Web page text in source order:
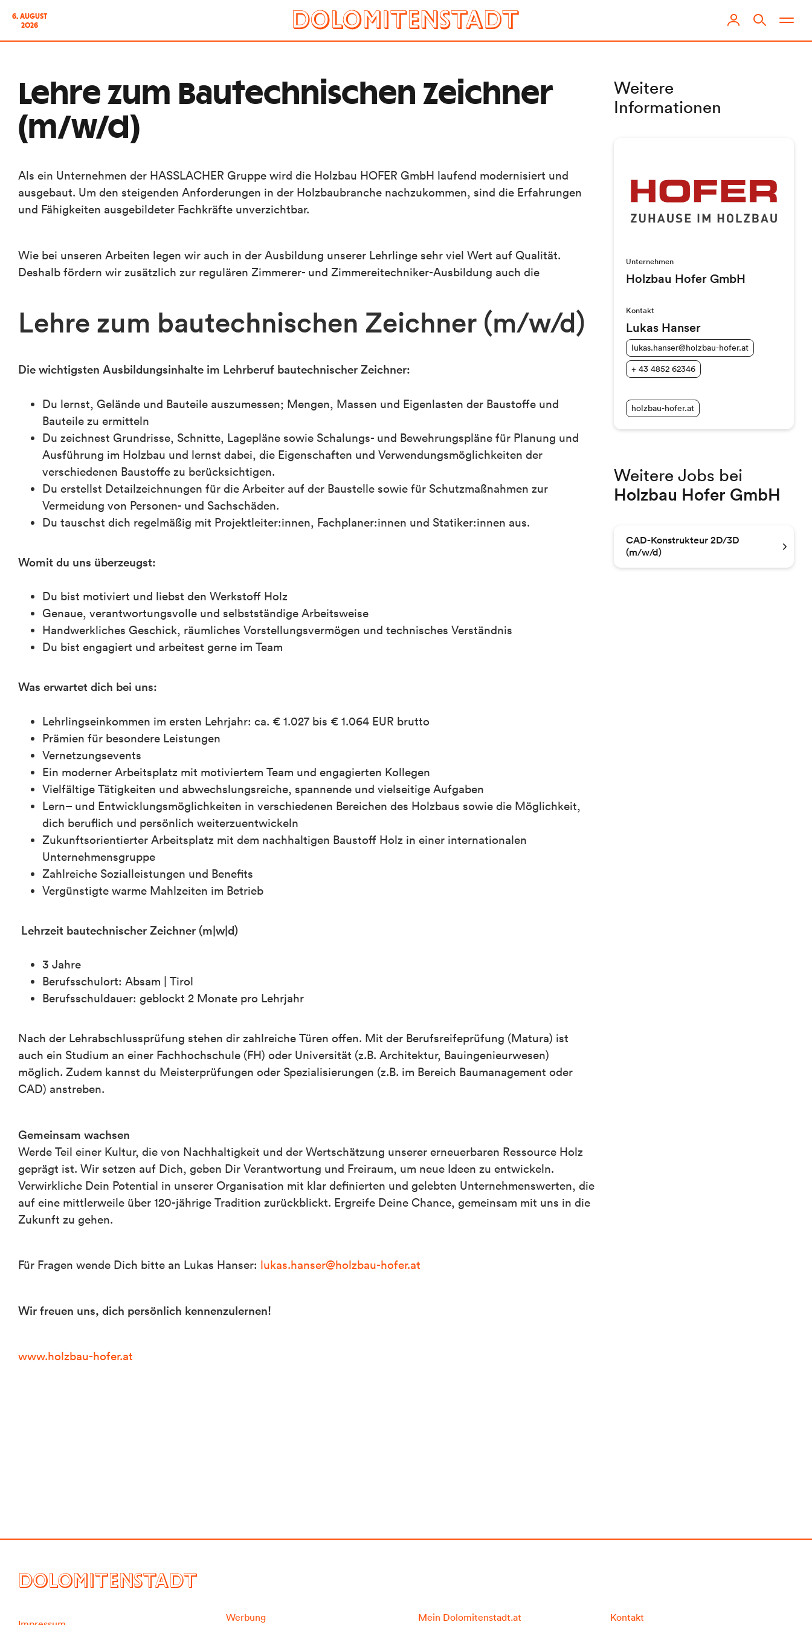
6. AUGUST
2026
Lehre zum Bautechnischen Zeichner
(m/w/d)
Als ein Unternehmen der HASSLACHER Gruppe wird die Holzbau HOFER GmbH laufend modernisiert und
ausgebaut. Um den steigenden Anforderungen in der Holzbaubranche nachzukommen, sind die Erfahrungen
und Fähigkeiten ausgebildeter Fachkräfte unverzichtbar.
Wie bei unseren Arbeiten legen wir auch in der Ausbildung unserer Lehrlinge sehr viel Wert auf Qualität.
Deshalb fördern wir zusätzlich zur regulären Zimmerer- und Zimmereitechniker-Ausbildung auch die
Lehre zum bautechnischen Zeichner (m/w/d)
Die wichtigsten Ausbildungsinhalte im Lehrberuf bautechnischer Zeichner:
Du lernst, Gelände und Bauteile auszumessen; Mengen, Massen und Eigenlasten der Baustoffe und
Bauteile zu ermitteln
Du zeichnest Grundrisse, Schnitte, Lagepläne sowie Schalungs- und Bewehrungspläne für Planung und
Ausführung im Holzbau und lernst dabei, die Eigenschaften und Verwendungsmöglichkeiten der
verschiedenen Baustoffe zu berücksichtigen.
Du erstellst Detailzeichnungen für die Arbeiter auf der Baustelle sowie für Schutzmaßnahmen zur
Vermeidung von Personen- und Sachschäden.
Du tauschst dich regelmäßig mit Projektleiter:innen, Fachplaner:innen und Statiker:innen aus.
Womit du uns überzeugst:
Du bist motiviert und liebst den Werkstoff Holz
Genaue, verantwortungsvolle und selbstständige Arbeitsweise
Handwerkliches Geschick, räumliches Vorstellungsvermögen und technisches Verständnis
Du bist engagiert und arbeitest gerne im Team
Was erwartet dich bei uns:
Lehrlingseinkommen im ersten Lehrjahr: ca. € 1.027 bis € 1.064 EUR brutto
Prämien für besondere Leistungen
Vernetzungsevents
Ein moderner Arbeitsplatz mit motiviertem Team und engagierten Kollegen
Vielfältige Tätigkeiten und abwechslungsreiche, spannende und vielseitige Aufgaben
Lern– und Entwicklungsmöglichkeiten in verschiedenen Bereichen des Holzbaus sowie die Möglichkeit,
dich beruflich und persönlich weiterzuentwickeln
Zukunftsorientierter Arbeitsplatz mit dem nachhaltigen Baustoff Holz in einer internationalen
Unternehmensgruppe
Zahlreiche Sozialleistungen und Benefits
Vergünstigte warme Mahlzeiten im Betrieb
Lehrzeit bautechnischer Zeichner (m|w|d)
3 Jahre
Berufsschulort: Absam | Tirol
Berufsschuldauer: geblockt 2 Monate pro Lehrjahr
Nach der Lehrabschlussprüfung stehen dir zahlreiche Türen offen. Mit der Berufsreifeprüfung (Matura) ist
auch ein Studium an einer Fachhochschule (FH) oder Universität (z.B. Architektur, Bauingenieurwesen)
möglich. Zudem kannst du Meisterprüfungen oder Spezialisierungen (z.B. im Bereich Baumanagement oder
CAD) anstreben.
Gemeinsam wachsen
Werde Teil einer Kultur, die von Nachhaltigkeit und der Wertschätzung unserer erneuerbaren Ressource Holz
geprägt ist. Wir setzen auf Dich, geben Dir Verantwortung und Freiraum, um neue Ideen zu entwickeln.
Verwirkliche Dein Potential in unserer Organisation mit klar definierten und gelebten Unternehmenswerten, die
auf eine mittlerweile über 120-jährige Tradition zurückblickt. Ergreife Deine Chance, gemeinsam mit uns in die
Zukunft zu gehen.
Für Fragen wende Dich bitte an Lukas Hanser: lukas.hanser@holzbau-hofer.at
Wir freuen uns, dich persönlich kennenzulernen!
www.holzbau-hofer.at
Weitere
Informationen
Unternehmen
Holzbau Hofer GmbH
Kontakt
Lukas Hanser
lukas.hanser@holzbau-hofer.at
+ 43 4852 62346
holzbau-hofer.at
Weitere Jobs bei
Holzbau Hofer GmbH
CAD-Konstrukteur 2D/3D
(m/w/d)
DOLOMITENSTADT
Werbung Mein Dolomitenstadt.at Kontakt